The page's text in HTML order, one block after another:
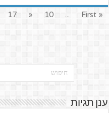
« First
...
10
«
17
ענן תגיות